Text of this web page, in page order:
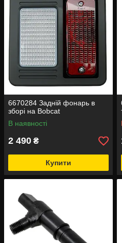
6670284 Задній фонарь в
зборі на Bobcat
В наявності
2 490 ₴
Купити